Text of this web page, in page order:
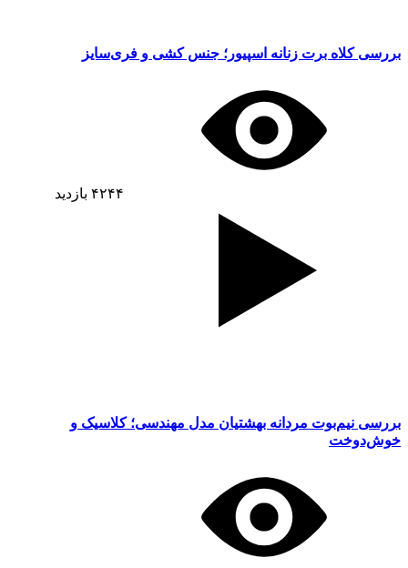
بررسی کلاه برت زنانه اسپیور؛ جنس کشی و فری‌سایز
۴۲۴۴ بازدید
بررسی نیم‌بوت مردانه بهشتیان مدل مهندسی؛ کلاسیک و
خوش‌دوخت